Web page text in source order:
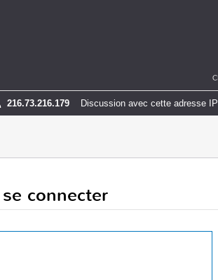
216.73.216.179 Discussion avec cette adresse IP
connecter